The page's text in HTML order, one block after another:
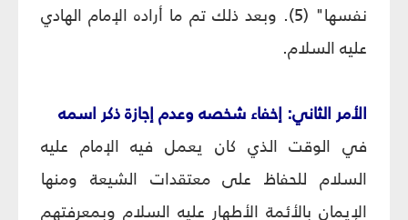
نفسها" (5). وبعد ذلك تم ما أراده الإمام الهادي
عليه السلام.
الأمر الثاني: إخفاء شخصه وعدم إجازة ذكر اسمه
في الوقت الذي كان يعمل فيه الإمام عليه
السلام للحفاظ على معتقدات الشيعة ومنها
الإيمان بالأئمة الأطهار عليه السلام وبمعرفتهم